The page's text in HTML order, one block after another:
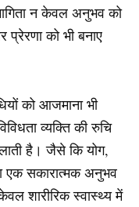
न केवल अनुभव को
को भी बनाए
को आजमाना भी
व्यक्ति की रुचि
है। जैसे कि योग,
एक सकारात्मक अनुभव
शारीरिक स्वास्थ्य में